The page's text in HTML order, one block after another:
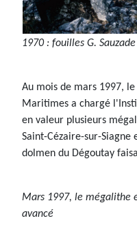
1970 : fouilles G. Sauzade
Au mois de mars 1997,
Maritimes a chargé
en valeur plusieurs
Saint-Cézaire-sur-Siagne
dolmen du Dégoutay
Mars 1997, le mégalithe
avancé